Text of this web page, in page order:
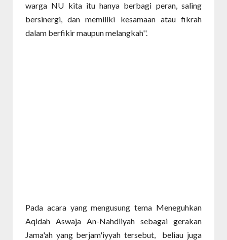
warga NU kita itu hanya berbagi peran, saling
bersinergi, dan memiliki kesamaan atau fikrah
dalam berfikir maupun melangkah''.
Pada acara yang mengusung tema Meneguhkan
Aqidah Aswaja An-Nahdliyah sebagai gerakan
Jama'ah yang berjam'iyyah tersebut, beliau juga